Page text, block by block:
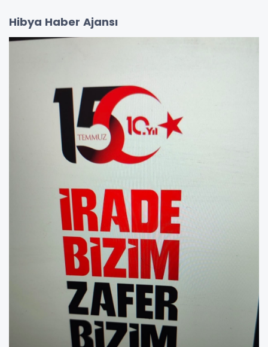
Hibya Haber Ajansı